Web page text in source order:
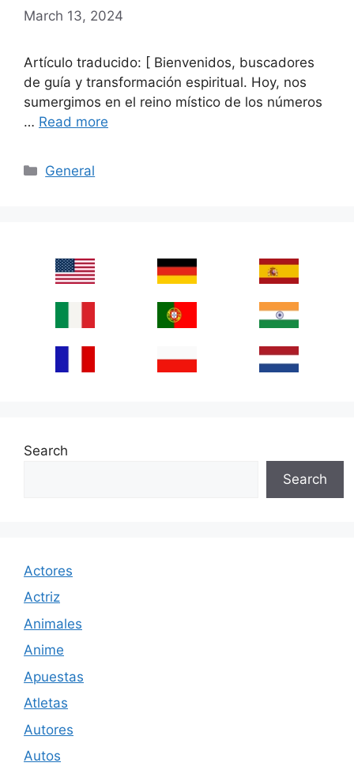
March 13, 2024
Artículo traducido: [ Bienvenidos, buscadores
de guía y transformación espiritual. Hoy, nos
sumergimos en el reino místico de los números
… Read more
Categories
General
Search
Search
Actores
Actriz
Animales
Anime
Apuestas
Atletas
Autores
Autos